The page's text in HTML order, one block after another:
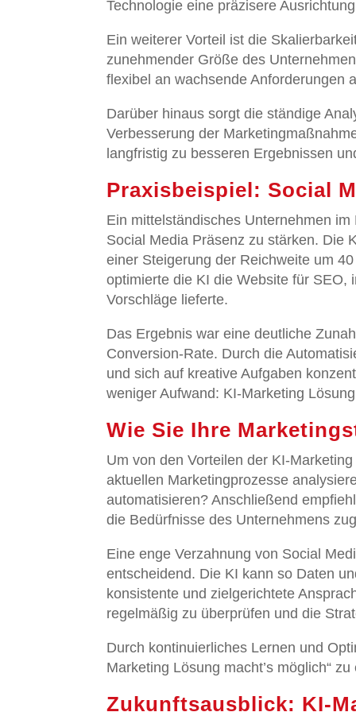
Technologie eine präzisere
Ein weiterer Vorteil ist die
zunehmender Größe des
flexibel an wachsende Anforderungen
Darüber hinaus sorgt die ständige
Verbesserung der
langfristig zu besseren Ergebnissen
Praxisbeispiel: Social
Ein mittelständisches Unternehmen
Social Media Präsenz zu stärken. Die
einer Steigerung der Reichweite um
optimierte die KI die Website für SEO,
Vorschläge lieferte.
Das Ergebnis war eine deutliche
Conversion-Rate. Durch die
und sich auf kreative Aufgaben
weniger Aufwand: KI-Marketing
Wie Sie Ihre
Um von den Vorteilen der KI-
aktuellen Marketingprozesse
automatisieren? Anschließend
die Bedürfnisse des Unternehmens
Eine enge Verzahnung von Social
entscheidend. Die KI kann so Daten
konsistente und zielgerichtete
regelmäßig zu überprüfen und die
Durch kontinuierliches Lernen und
Marketing Lösung macht’s möglich“
Zukunftsausblick: KI-